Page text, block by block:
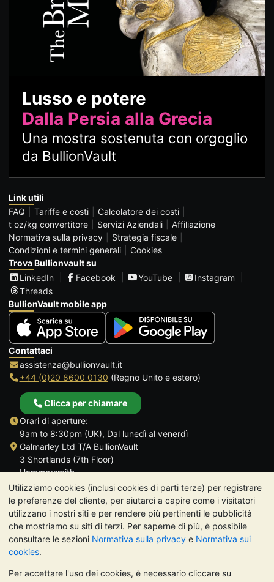
Utilizziamo cookies (inclusi cookies di parti terze) per registrare
le preferenze del cliente, per aiutarci a capire come i visitatori
utilizzano i nostri siti e per rendere più pertinenti le pubblicità
che mostriamo su siti di terzi. Per saperne di più, è possibile
consultare le sezioni Normativa sulla privacy e Normativa sui
cookies.
Per accettare l'uso dei cookies, è necessario cliccare su
Lusso e potere
Dalla Persia alla Grecia
Una mostra sostenuta con orgoglio
da BullionVault
Link utili
FAQ
Tariffe e costi
Calcolatore dei costi
t oz/kg convertitore
Servizi Aziendali
Affiliazione
Normativa sulla privacy
Strategia fiscale
Condizioni e termini generali
Cookies
Trova Bullionvault su
LinkedIn
Facebook YouTube
Instagram
Threads
BullionVault mobile app
Contattaci
assistenza@bullionvault.it
+44 (0)20 8600 0130 (Regno Unito e estero)
Clicca per chiamare
Orari di aperture:
9am to 8:30pm (UK), Dal lunedì al venerdì
Galmarley Ltd T/A BullionVault
3 Shortlands (7th Floor)
Hammersmith
Londra
W6 8DA
Regno Unito
TrustScore 4.7 | 488 recensioni